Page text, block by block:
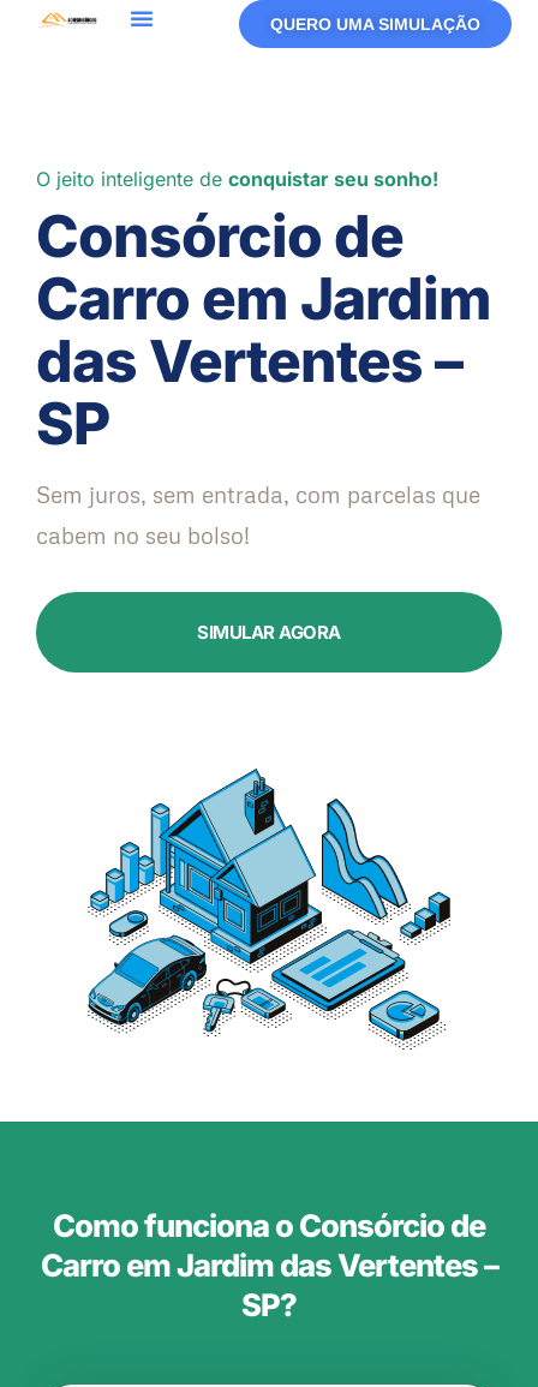
QUERO UMA SIMULAÇÃO
O jeito inteligente de conquistar seu sonho!
Consórcio de
Carro em Jardim
das Vertentes –
SP
Sem juros, sem entrada, com parcelas que
cabem no seu bolso!
SIMULAR AGORA
Como funciona o Consórcio de
Carro em Jardim das Vertentes –
SP?